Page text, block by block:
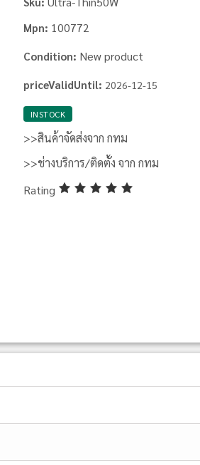
Mpn: 100772
Condition: New product
priceValidUntil: 2026-12-15
INSTOCK
>>สินค้าจัดส่งจาก กทม
>>ช่างบริการ/ติดตั้ง จาก กทม
Rating